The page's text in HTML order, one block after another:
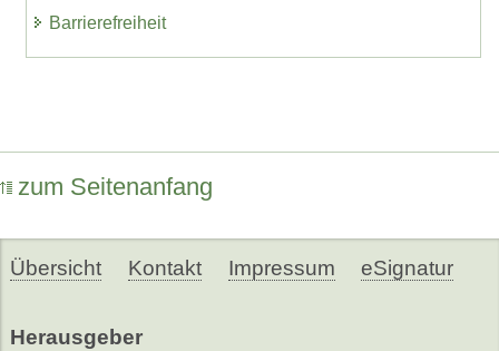
Barrierefreiheit
zum Seitenanfang
Übersicht Kontakt Impressum eSignatur
Herausgeber